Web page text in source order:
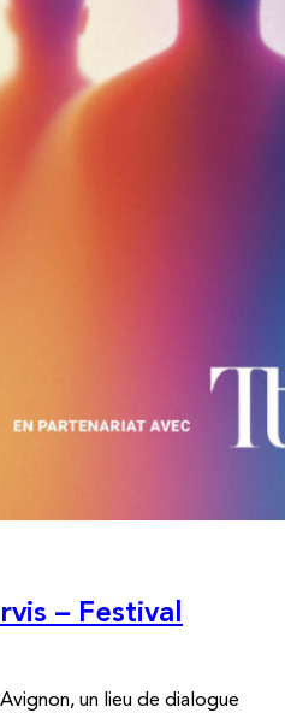
– Festival
un lieu de dialogue